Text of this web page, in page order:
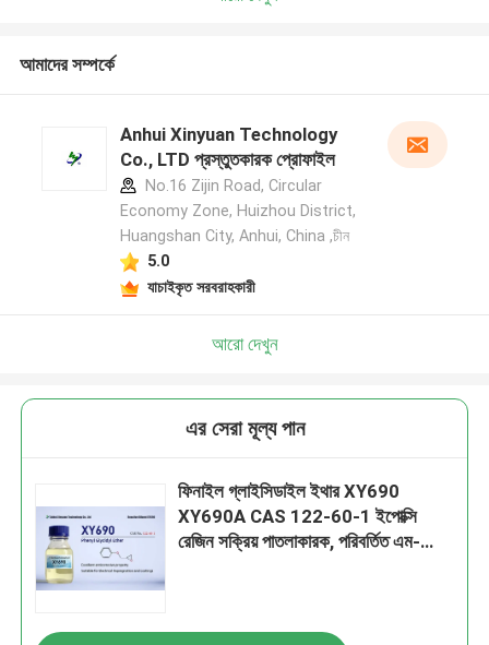
আমাদের সম্পর্কে
Anhui Xinyuan Technology
Co., LTD প্রস্তুতকারক প্রোফাইল
No.16 Zijin Road, Circular
Economy Zone, Huizhou District,
Huangshan City, Anhui, China ,চীন
5.0
যাচাইকৃত সরবরাহকারী
আরো দেখুন
এর সেরা মূল্য পান
ফিনাইল গ্লাইসিডাইল ইথার XY690
XY690A CAS 122-60-1 ইপোক্সি
রেজিন সক্রিয় পাতলাকারক, পরিবর্তিত এম-